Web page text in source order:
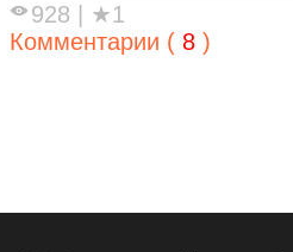
928
★1
Комментарии ( 8 )